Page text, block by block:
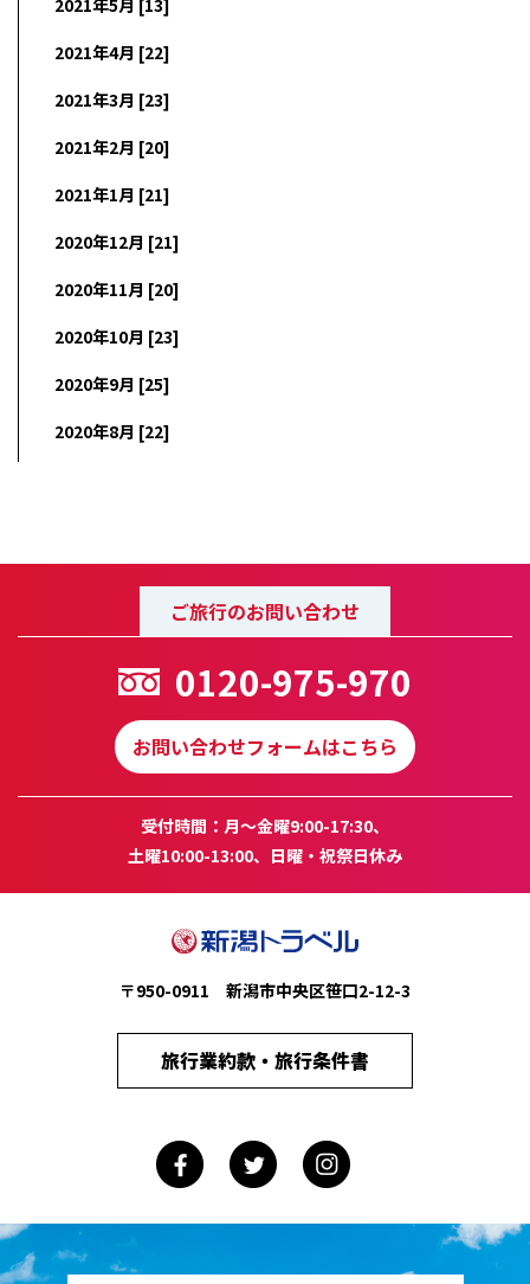
2021年4月 [22]
2021年3月 [23]
2021年2月 [20]
2021年1月 [21]
2020年12月 [21]
2020年11月 [20]
2020年10月 [23]
2020年9月 [25]
2020年8月 [22]
ご旅行のお問い合わせ
0120-975-970
お問い合わせフォームはこちら
受付時間：月～金曜9:00-17:30、
土曜10:00-13:00、日曜・祝祭日休み
〒950-0911 新潟市中央区笹口2-12-3
旅行業約款・旅行条件書